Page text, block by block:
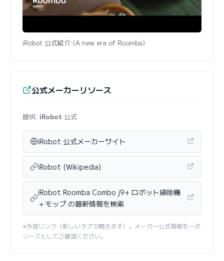
iRobot 公式紹介 (A new era of Roomba)
公式メーカーリソース
提供: iRobot 公式
iRobot 公式メーカーサイト
iRobot (Wikipedia)
iRobot Roomba Combo j9+ ロボット掃除機
＋モップ の最新情報を検索
※外部リンク（新しいタブで開きます）。メーカー公式情報を一次
ソースとしてご確認ください。